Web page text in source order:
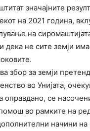
значајните
на 2021 година,
на
дека не сите земји
збор за земји
во Унијата,
оправдано, се
во рамките на
начини